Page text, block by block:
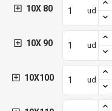
10X 80 ud
10X 90 ud
10X100 ud